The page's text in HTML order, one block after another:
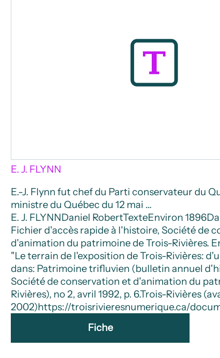
E. J. FLYNN
E.-J. Flynn fut chef du Parti conservateur du
ministre du Québec du 12 mai …
E. J. FLYNNDaniel RobertTexteEnviron 1896
Fichier d'accès rapide à l'histoire, Société de
d'animation du patrimoine de Trois-Rivières.
"Le terrain de l'exposition de Trois-Rivières:
dans: Patrimoine trifluvien (bulletin annuel
Société de conservation et d'animation du
Rivières), no 2, avril 1992, p. 6.Trois-Rivières
2002)https://troisrivieresnumerique.ca/
Fiche